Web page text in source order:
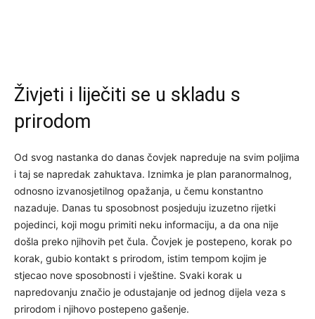
Živjeti i liječiti se u skladu s
prirodom
Od svog nastanka do danas čovjek napreduje na svim poljima
i taj se napredak zahuktava. Iznimka je plan paranormalnog,
odnosno izvanosjetilnog opažanja, u čemu konstantno
nazaduje. Danas tu sposobnost posjeduju izuzetno rijetki
pojedinci, koji mogu primiti neku informaciju, a da ona nije
došla preko njihovih pet čula. Čovjek je postepeno, korak po
korak, gubio kontakt s prirodom, istim tempom kojim je
stjecao nove sposobnosti i vještine. Svaki korak u
napredovanju značio je odustajanje od jednog dijela veza s
prirodom i njihovo postepeno gašenje.